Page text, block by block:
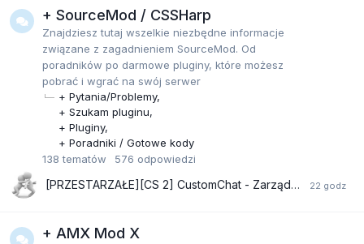
+ SourceMod / CSSHarp
Znajdziesz tutaj wszelkie niezbędne informacje
związane z zagadnieniem SourceMod. Od
poradników po darmowe pluginy, które możesz
pobrać i wgrać na swój serwer
+ Pytania/Problemy
+ Szukam pluginu
+ Pluginy
+ Poradniki / Gotowe kody
138 tematów 576 odpowiedzi
[PRZESTARZAŁE][CS 2] CustomChat - Zarządzanie czatem
+ AMX Mod X